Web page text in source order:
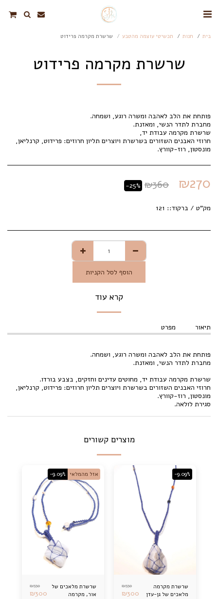
בית חנות תכשיטי עוצמה מהטבע שרשרת מקרמה פרידוט
שרשרת מקרמה פרידוט
חרוזי האבנים השזורים בשרשרת ויוצרים תליון חרוזים: פרידוט, קרנליאן,
מונסטון, רוז-קוורץ.
₪270
₪360
-25%
מק"ט / ברקוד:: 121
הוסף לסל הקניות
קרא עוד
תיאור מפרט
פותחת את הלב לאהבה ומשרה רוגע, ושמחה.
מחברת לתדר הנשי, ומאזנת.
שרשרת מקרמה עבודת יד, מחוטים עדינים וחזקים, בצבע בורדו.
חרוזי האבנים השזורים בשרשרת ויוצרים תליון חרוזים: פרידוט, קרנליאן,
מונסטון, רוז-קוורץ.
סגירת לולאה.
מוצרים קשורים
-9.09%
שרשרת מקרמה
מלאכים של גן-עדן
₪330
₪300
אזל מהמלאי -9.09%
שרשרת מלאכים של
אור, מקרמה
₪330
₪300